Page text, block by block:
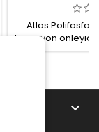
Atlas
korozyon önleyici
evsel ve
Kristali
